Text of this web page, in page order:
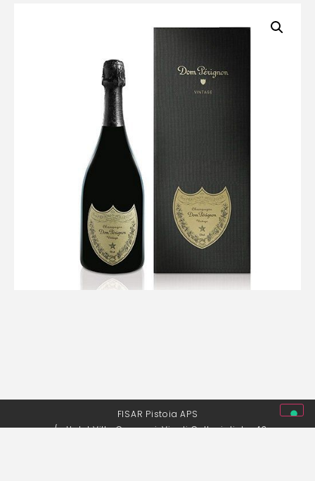
FISAR Pistoia APS
c/o Hotel Villa Cappugi, Via di Collegigliato, 43